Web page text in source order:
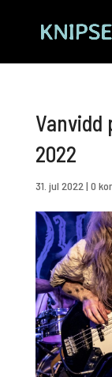
Vanvidd
2022
31. jul 2022 | 0